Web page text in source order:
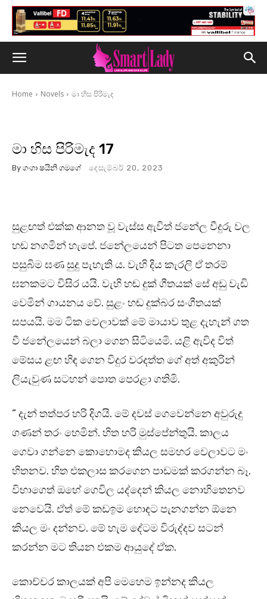
Home Novels මා හිස පිරිමැද
මා හිස පිරිමැද 17
By ගංගා ෂයිනි ගමගේ දෙසැම්බර් 20, 2023
සුළඟත් එක්ක ආනත වූ වැස්ස ඇවිත් ජනේල වීදුරු වල
හඬ නගමින් හැපේ. ජනේලයෙන් පිටත පෙනෙනා
පසුබිම ඝණ සුදු පැහැති ය. වැහි දිය කැරලි ඒ තරම්
ඝනකමට විසිර යයි. වැහි හඬ දුක් ගීතයක් සේ අඩු වැඩි
වෙමින් ගායනය වේ. සුළං හඬ දුක්බර සංගීතයක්
සපයයි. මම ටික වෙලාවක් මේ මායාව තුළ දැහැන් ගත
වී ජනේලයෙන් බලා ගෙන සිටියෙමි. යළි ඇවිද විත්
මේසය ළඟ හිඳ ගෙන විදුර වරදත්ත ගේ අත් අකුරින්
ලියැවුණ සටහන් පොත පෙරළා ගතිමි.
” දැන් තත්පර හරි දිගයි. මේ දවස් ගෙවෙන්නෙ අවුරුදු
ගණන් තරං හෙමින්. හිත හරි මුස්පේන්තුයි. කාලය
ගෙවා ගන්නෙ කොහොමද කියල සමහර වෙලාවට මං
හිතනව. හිත එකලාස කරගෙන පාඩමක් කරගන්න බෑ.
විභාගෙත් ඔහේ ගෙවිල යද්දෙන් කියල නොහිතෙනව
නෙවෙයි. ඒත් මේ කඩඉම හොඳට පැනගන්න ඕනෙ
කියල මං දන්නව. මේ හැම දේටම විරුද්දව සටන්
කරන්න මට තියන එකම ආයුදේ ඒක.
කොච්චර කාලයක් අපි මෙහෙම ඉන්නද කියල